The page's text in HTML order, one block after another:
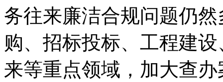
务往来廉洁合规问题仍
购、招标投标、工程建
来等重点领域，加大查